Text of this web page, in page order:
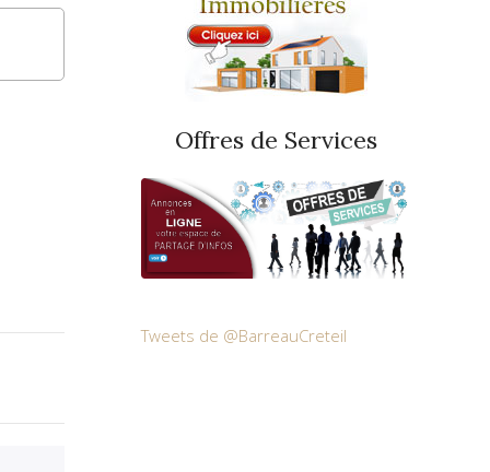
Offres de Services
Tweets de @BarreauCreteil